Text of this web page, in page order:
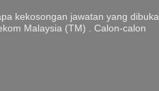
kekosongan jawatan yang dibuka
Malaysia (TM) . Calon-calon